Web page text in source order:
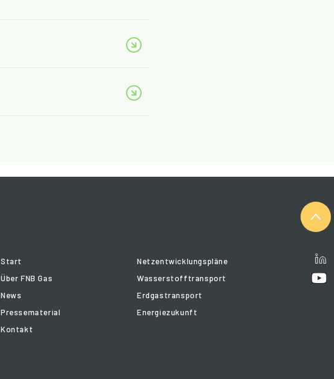
Start
Über FNB Gas
News
Pressematerial
Kontakt
Netzentwicklungspläne
Wasserstofftransport
Erdgastransport
Energiezukunft